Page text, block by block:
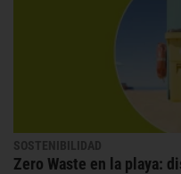
SOSTENIBILIDAD
Zero Waste en la playa: